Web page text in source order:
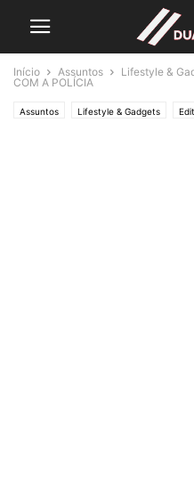
Início Assuntos Lifestyle &
COM A POLÍCIA
Assuntos Lifestyle & Gadgets